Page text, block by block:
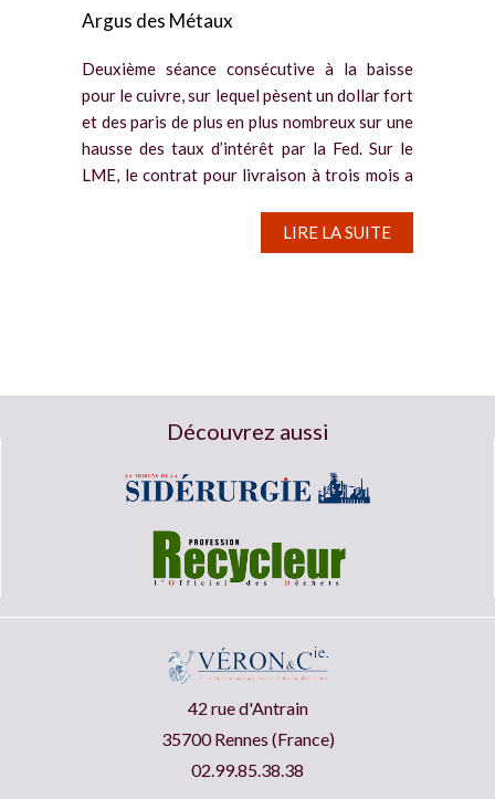
Argus des Métaux
Deuxième séance consécutive à la baisse
pour le cuivre, sur lequel pèsent un dollar fort
et des paris de plus en plus nombreux sur une
hausse des taux d’intérêt par la Fed. Sur le
LME, le contrat pour livraison à trois mois a
LIRE LA SUITE
Découvrez aussi
42 rue d'Antrain
35700 Rennes (France)
02.99.85.38.38